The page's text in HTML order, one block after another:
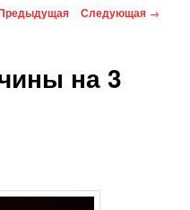
Следующая →
на 3